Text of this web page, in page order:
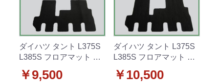
ダイハツ タント L375S
L385S フロアマット カ
￥9,500
ダイハツ タント L375S
L385S フロアマット カ
品
￥10,500